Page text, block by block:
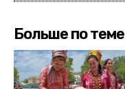
Больше по теме